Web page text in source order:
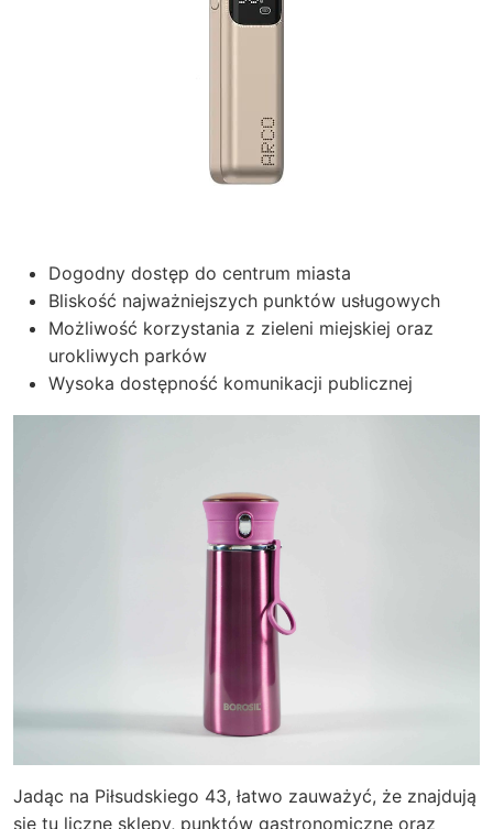
Dogodny dostęp do centrum miasta
Bliskość najważniejszych punktów usługowych
Możliwość korzystania z zieleni miejskiej oraz
urokliwych parków
Wysoka dostępność komunikacji publicznej
Jadąc na Piłsudskiego 43, łatwo zauważyć, że znajdują
się tu liczne sklepy, punktów gastronomiczne oraz